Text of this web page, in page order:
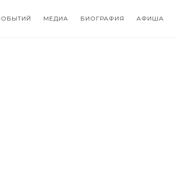
МЕДИА БИОГРАФИЯ АФИША